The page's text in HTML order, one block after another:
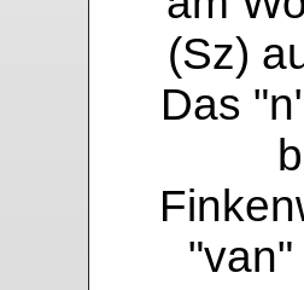
(Sz)
Das